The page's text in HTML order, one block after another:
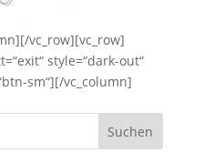
vc_row][vc_row]
style=“dark-out“
sm“][/vc_column]